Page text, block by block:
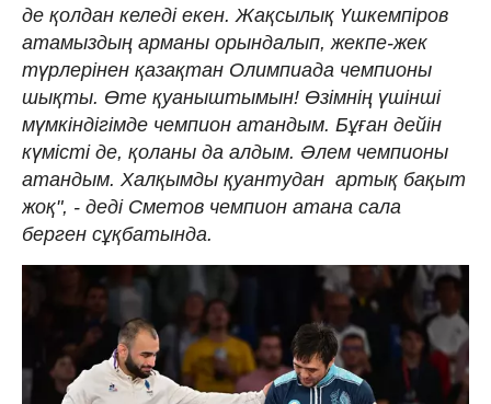
де қолдан келеді екен. Жақсылық Үшкемпіров
атамыздың арманы орындалып, жекпе-жек
түрлерінен қазақтан Олимпиада чемпионы
шықты. Өте қуаныштымын! Өзімнің үшінші
мүмкіндігімде чемпион атандым. Бұған дейін
күмісті де, қоланы да алдым. Әлем чемпионы
атандым. Халқымды қуантудан артық бақыт
жоқ", - деді Сметов чемпион атана сала
берген сұқбатында.